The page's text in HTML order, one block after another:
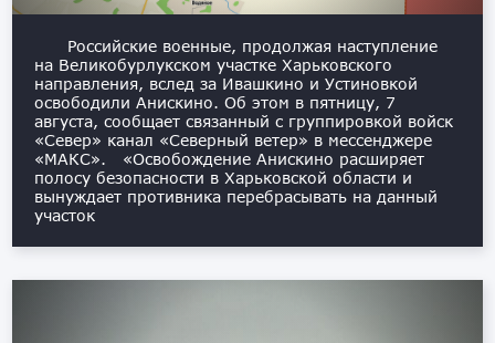
Российские военные, продолжая наступление
на Великобурлукском участке Харьковского
направления, вслед за Ивашкино и Устиновкой
освободили Анискино. Об этом в пятницу, 7
августа, сообщает связанный с группировкой войск
«Север» канал «Северный ветер» в мессенджере
«МАКС». «Освобождение Анискино расширяет
полосу безопасности в Харьковской области и
вынуждает противника перебрасывать на данный
участок